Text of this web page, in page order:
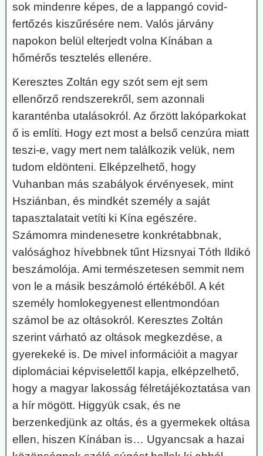
sok mindenre képes, de a lappangó covid-
fertőzés kiszűrésére nem. Valós járvány
napokon belül elterjedt volna Kínában a
hőmérős tesztelés ellenére.
Keresztes Zoltán egy szót sem ejt sem
ellenőrző rendszerekről, sem azonnali
karanténba utalásokról. Az őrzött lakóparkokat
ő is említi. Hogy ezt most a belső cenzúra miatt
teszi-e, vagy mert nem találkozik velük, nem
tudom eldönteni. Elképzelhető, hogy
Vuhanban más szabályok érvényesek, mint
Hsziánban, és mindkét személy a saját
tapasztalatait vetíti ki Kína egészére.
Számomra mindenesetre konkrétabbnak,
valósághoz hívebbnek tűnt Hizsnyai Tóth Ildikó
beszámolója. Ami természetesen semmit nem
von le a másik beszámoló értékéből. A két
személy homlokegyenest ellentmondóan
számol be az oltásokról. Keresztes Zoltán
szerint várható az oltások megkezdése, a
gyerekeké is. De mivel információit a magyar
diplomáciai képviselettől kapja, elképzelhető,
hogy a magyar lakosság félretájékoztatása van
a hír mögött. Higgyük csak, és ne
berzenkedjünk az oltás, és a gyermekek oltása
ellen, hiszen Kínában is… Ugyancsak a hazai